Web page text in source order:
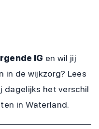
IG en wil jij
in de wijkzorg? Lees
dagelijks het verschil
in Waterland.